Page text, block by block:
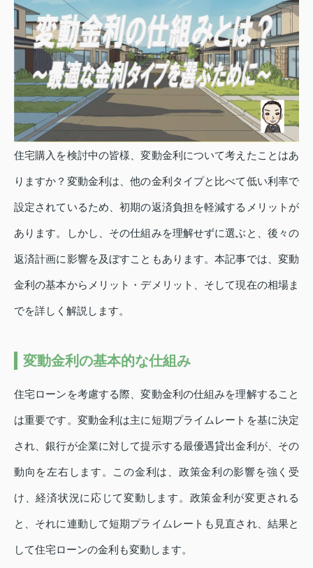
住宅購入を検討中の皆様、変動金利について考えたことはあ
りますか？変動金利は、他の金利タイプと比べて低い利率で
設定されているため、初期の返済負担を軽減するメリットが
あります。しかし、その仕組みを理解せずに選ぶと、後々の
返済計画に影響を及ぼすこともあります。本記事では、変動
金利の基本からメリット・デメリット、そして現在の相場ま
でを詳しく解説します。
変動金利の基本的な仕組み
住宅ローンを考慮する際、変動金利の仕組みを理解すること
は重要です。変動金利は主に短期プライムレートを基に決定
され、銀行が企業に対して提示する最優遇貸出金利が、その
動向を左右します。この金利は、政策金利の影響を強く受
け、経済状況に応じて変動します。政策金利が変更される
と、それに連動して短期プライムレートも見直され、結果と
して住宅ローンの金利も変動します。